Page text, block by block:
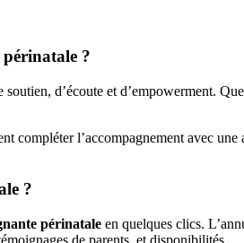
?
d’écoute et d’empowerment.
compléter l’accompagnement avec
?
périnatale en quelques clics.
de parents, et disponibilités.